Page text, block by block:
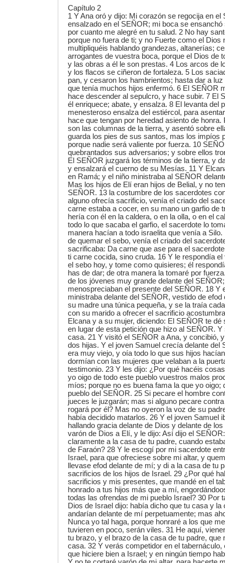
Capítulo 2
1 Y Ana oró y dijo: Mi corazón se regocija en
ensalzado en el SEÑOR; mi boca se
por cuanto me alegré en tu salud. 2 No hay
porque no fuera de ti; y no Fuerte como el Dios
multipliquéis hablando grandezas, altanerías;
arrogantes de vuestra boca, porque el Dios de
y las obras a él le son prestas. 4 Los arcos de
y los flacos se ciñeron de fortaleza. 5 Los
pan, y cesaron los hambrientos; hasta dar a
que tenía muchos hijos enfermó. 6 El SEÑOR
hace descender al sepulcro, y hace subir. 7 El
él enriquece; abate, y ensalza. 8 El levanta del
menesteroso ensalza del estiércol, para
hace que tengan por heredad asiento de
son las columnas de la tierra, y asentó sobre
guarda los pies de sus santos, mas los impíos
porque nadie será valiente por fuerza. 10
quebrantados sus adversarios; y sobre ellos
El SEÑOR juzgará los términos de la tierra, y
y ensalzará el cuerno de su Mesías. 11 Y
en Ramá; y el niño ministraba al SEÑOR
Mas los hijos de Elí eran hijos de Belial, y no
SEÑOR. 13 la costumbre de los sacerdotes
alguno ofrecía sacrificio, venía el criado del
carne estaba a cocer, en su mano un garfio de
hería con él en la caldera, o en la olla, o en el
todo lo que sacaba el garfio, el sacerdote lo
manera hacían a todo israelita que venía a
de quemar el sebo, venía el criado del
sacrificaba: Da carne que ase para el
ti carne cocida, sino cruda. 16 Y le respondía
el sebo hoy, y tome como quisieres; él
has de dar; de otra manera la tomaré por
de los jóvenes muy grande delante del
menospreciaban el presente del SEÑOR. 18 Y
ministraba delante del SEÑOR, vestido de efod
su madre una túnica pequeña, y se la traía
con su marido a ofrecer el sacrificio
Elcana y a su mujer, diciendo: El SEÑOR te dé
en lugar de esta petición que hizo al SEÑOR.
casa. 21 Y visitó el SEÑOR a Ana, y concibió,
dos hijas. Y el joven Samuel crecía delante del
era muy viejo, y oía todo lo que sus hijos
dormían con las mujeres que velaban a la
testimonio. 23 Y les dijo: ¿Por qué hacéis
yo oigo de todo este pueblo vuestros malos
míos; porque no es buena fama la que yo oigo;
pueblo del SEÑOR. 25 Si pecare el hombre
jueces le juzgarán; mas si alguno pecare
rogará por él? Mas no oyeron la voz de su
había decidido matarlos. 26 Y el joven Samuel
hallando gracia delante de Dios y delante de
varón de Dios a Elí, y le dijo: Así dijo el
claramente a la casa de tu padre, cuando
de Faraón? 28 Y le escogí por mi sacerdote
Israel, para que ofreciese sobre mi altar, y
llevase efod delante de mí; y di a la casa de tu
sacrificios de los hijos de Israel. 29 ¿Por qué
sacrificios y mis presentes, que mandé en el
honrado a tus hijos más que a mí,
todas las ofrendas de mi pueblo Israel? 30 Por
Dios de Israel dijo: había dicho que tu casa y la
andarían delante de mí perpetuamente; mas
Nunca yo tal haga, porque honraré a los que
tuvieren en poco, serán viles. 31 He aquí,
tu brazo, y el brazo de la casa de tu padre, que
casa. 32 Y verás competidor en el
que hiciere bien a Israel; y en ningún tiempo